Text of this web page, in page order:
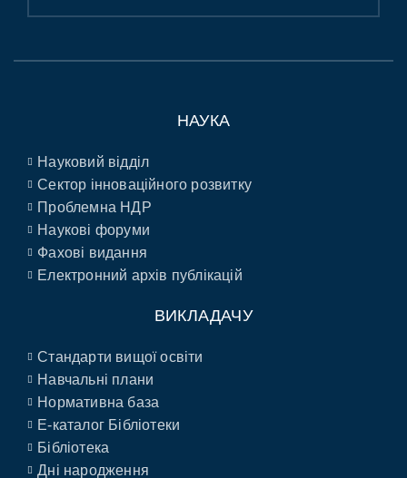
НАУКА
Науковий відділ
Сектор інноваційного розвитку
Проблемна НДР
Наукові форуми
Фахові видання
Електронний архів публікацій
ВИКЛАДАЧУ
Стандарти вищої освіти
Навчальні плани
Нормативна база
E-каталог Бібліотеки
Бібліотека
Дні народження